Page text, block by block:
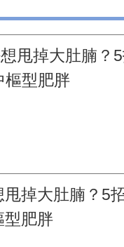
甩掉大肚腩？5
型肥胖